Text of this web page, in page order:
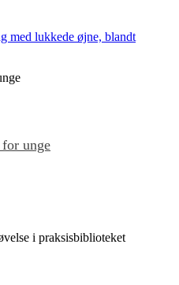
unge
i praksisbiblioteket